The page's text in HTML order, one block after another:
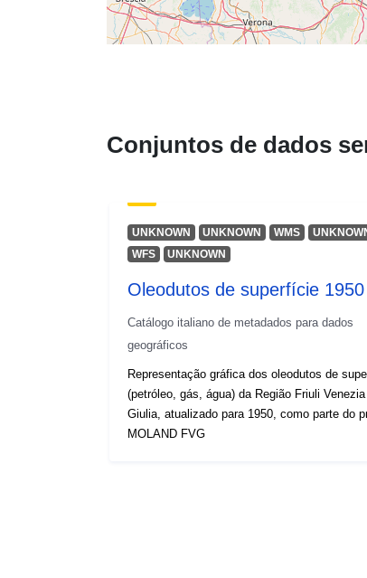
Conjuntos de dados
UNKNOWN UNKNOWN WMS
WFS
UNKNOWN
Oleodutos de superfície 1950
Catálogo italiano de metadados para dados
geográficos
Representação gráfica dos oleodutos de
(petróleo, gás, água) da Região Friuli Venezia
Giulia, atualizado para 1950, como parte do
MOLAND FVG